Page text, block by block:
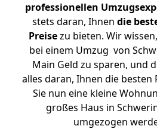
professionellen
stets daran, Ihnen die
Preisezu bieten. Wir
bei einem Umzug von
Main Geld zu sparen, und
alles daran, Ihnen die besten
Sie nun eine kleine
großes Haus in
umgezogen